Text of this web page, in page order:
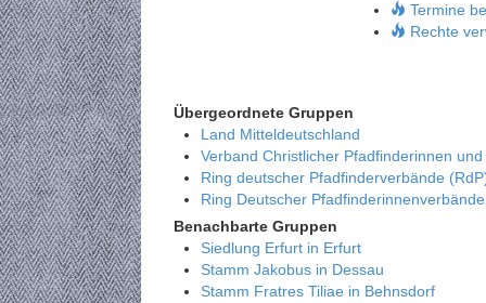
Termine
Rechte
Übergeordnete Gruppen
Land Mitteldeutschland
Verband Christlicher Pfadfinderinnen
Ring deutscher Pfadfinderverbände
Ring Deutscher
Benachbarte Gruppen
Siedlung Erfurt in Erfurt
Stamm Jakobus in Dessau
Stamm Fratres Tiliae in Behnsdorf